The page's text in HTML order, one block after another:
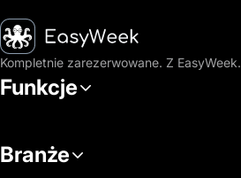
Strona główna
Kompletnie zarezerwowane. Z EasyWeek.
Funkcje
Branże